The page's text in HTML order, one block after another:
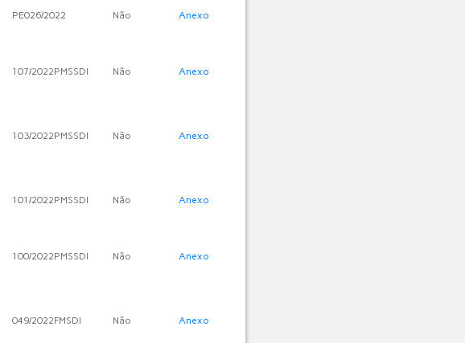
PE026/2022 Não Anexo
107/2022PMSSDI Não Anexo
103/2022PMSSDI Não Anexo
101/2022PMSSDI Não Anexo
100/2022PMSSDI Não Anexo
049/2022FMSDI Não Anexo